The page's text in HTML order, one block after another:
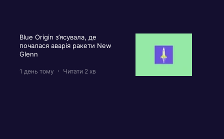
Blue Origin з’ясувала, де
почалася аварія ракети New
Glenn
1 день тому Читати 2 хв